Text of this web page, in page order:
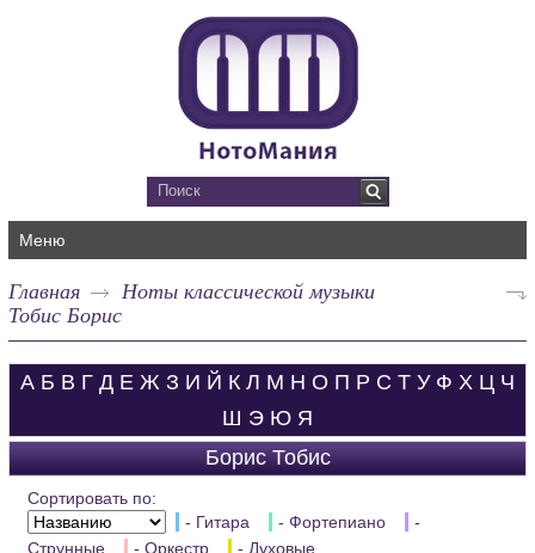
Меню
Главная
Ноты классической музыки
Тобис Борис
А Б В Г Д Е Ж З И Й К Л М Н О П Р С Т У Ф Х Ц Ч
Ш Э Ю Я
Борис Тобис
Сортировать по:
- Гитара
- Фортепиано
-
Струнные
- Оркестр - Духовые